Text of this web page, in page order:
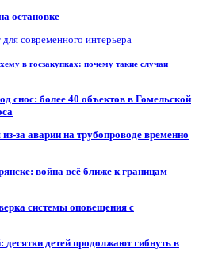
остановке
современного интерьера
в госзакупках: почему такие случаи
снос: более 40 объектов в Гомельской
за аварии на трубопроводе временно
война всё ближе к границам
системы оповещения с
десятки детей продолжают гибнуть в